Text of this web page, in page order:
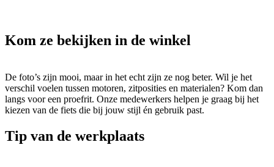
Kom ze bekijken in de winkel
De foto’s zijn mooi, maar in het echt zijn ze nog beter. Wil je het
verschil voelen tussen motoren, zitposities en materialen? Kom dan
langs voor een proefrit. Onze medewerkers helpen je graag bij het
kiezen van de fiets die bij jouw stijl én gebruik past.
Tip van de werkplaats